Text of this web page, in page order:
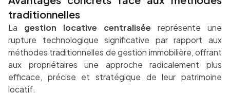
traditionnelles
La gestion locative centralisée représente une
rupture technologique significative par rapport aux
méthodes traditionnelles de gestion immobilière, offrant
aux propriétaires une approche radicalement plus
efficace, précise et stratégique de leur patrimoine
locatif.